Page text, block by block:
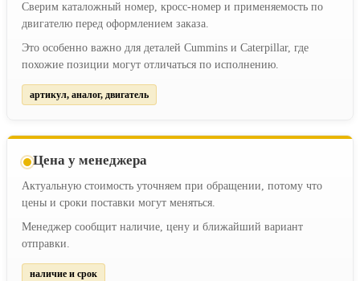
Сверим каталожный номер, кросс-номер и применяемость по
двигателю перед оформлением заказа.
Это особенно важно для деталей Cummins и Caterpillar, где
похожие позиции могут отличаться по исполнению.
артикул, аналог, двигатель
Цена у менеджера
Актуальную стоимость уточняем при обращении, потому что
цены и сроки поставки могут меняться.
Менеджер сообщит наличие, цену и ближайший вариант
отправки.
наличие и срок